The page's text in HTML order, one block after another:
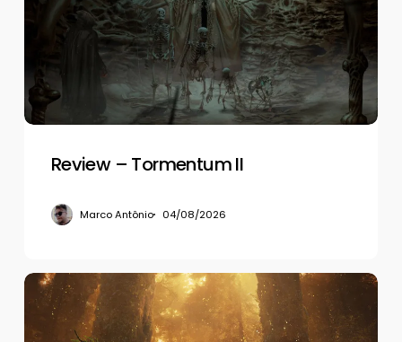
Review – Tormentum II
Marco Antônio 04/08/2026
Review
–
Beast